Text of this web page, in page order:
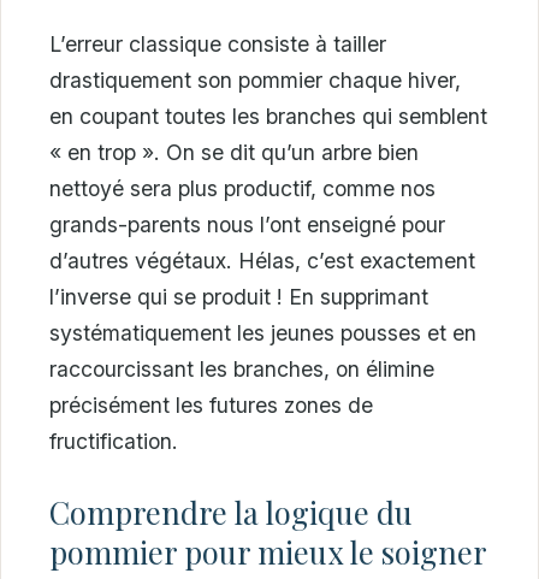
L’erreur classique consiste à tailler
drastiquement son pommier chaque hiver,
en coupant toutes les branches qui semblent
« en trop ». On se dit qu’un arbre bien
nettoyé sera plus productif, comme nos
grands-parents nous l’ont enseigné pour
d’autres végétaux. Hélas, c’est exactement
l’inverse qui se produit ! En supprimant
systématiquement les jeunes pousses et en
raccourcissant les branches, on élimine
précisément les futures zones de
fructification.
Comprendre la logique du
pommier pour mieux le soigner